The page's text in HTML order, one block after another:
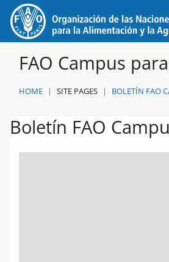
Skip to main content
FAO Campus
HOME SITE PAGES BOLETÍN FAO
Boletín FAO